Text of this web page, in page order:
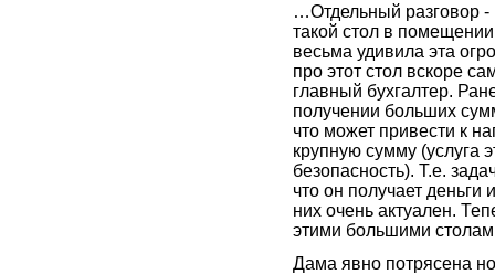
…Отдельный разговор
такой стол в
весьма удивила эта
про этот стол вскоре
главный бухгалтер.
получении больших
что может привести к
крупную сумму (услуга
безопасность). Т.е.
что он получает
них очень актуален.
этими большими
Дама явно потрясена